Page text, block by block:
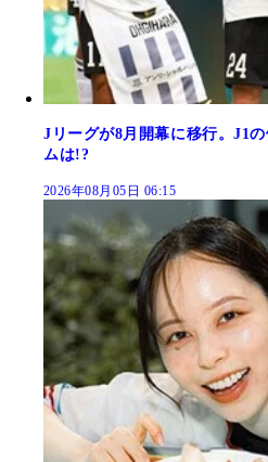
Jリーグが8月開幕に移行。J1
ムは!?
2026年08月05日 06:15